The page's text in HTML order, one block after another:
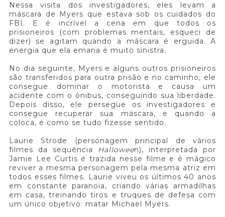
Nessa visita dos investigadores, eles levam a
máscara de Myers que estava sob os cuidados do
FBI. E é incrível a cena em que todos os
prisioneiros (com problemas mentais, esqueci de
dizer) se agitam quando a máscara é erguida. A
energia que ela emana é muito sinistra.
No dia seguinte, Myers e alguns outros prisioneiros
são transferidos para outra prisão e no caminho, ele
consegue dominar o motorista e causa um
acidente com o ônibus, conseguindo sua liberdade.
Depois disso, ele persegue os investigadores e
consegue recuperar sua máscara, e quando a
coloca, é como se tudo fizesse sentido.
Laurie Strode (personagem principal de vários
filmes da sequência Halloween), interpretada por
Jamie Lee Curtis é trazida nesse filme e é mágico
reviver a mesma personagem pela mesma atriz em
todos esses filmes. Laurie viveu os últimos 40 anos
em constante paranoia, criando várias armadilhas
em casa, treinando tiros e truques de defesa com
um único objetivo: matar Michael Myers.